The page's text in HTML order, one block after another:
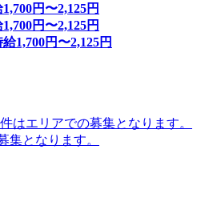
1,700円〜2,125円
1,700円〜2,125円
給1,700円〜2,125円
はエリアでの募集となります。
となります。